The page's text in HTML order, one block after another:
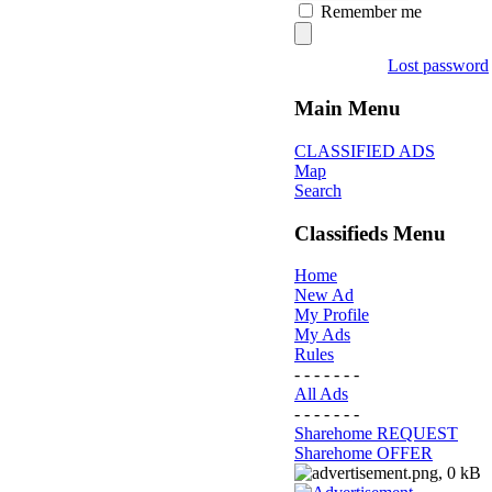
Remember me
Lost password
Main Menu
CLASSIFIED ADS
Map
Search
Classifieds Menu
Home
New Ad
My Profile
My Ads
Rules
- - - - - - -
All Ads
- - - - - - -
Sharehome REQUEST
Sharehome OFFER